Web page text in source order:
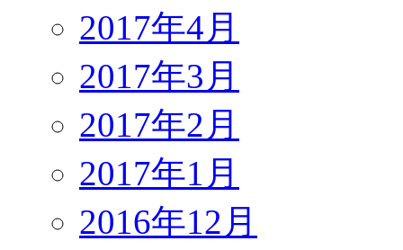
2017年4月
2017年3月
2017年2月
2017年1月
2016年12月